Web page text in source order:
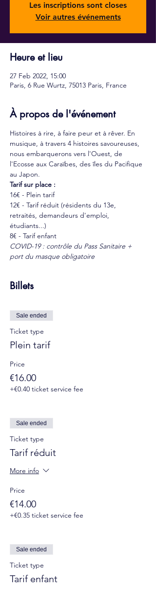
Les inscriptions sont closes
Voir autres événements
Heure et lieu
27 Feb 2022, 15:00
Paris, 6 Rue Wurtz, 75013 Paris, France
À propos de l'événement
Histoires à rire, à faire peur et à rêver. En
musique, à travers 4 histoires savoureuses,
nous embarquerons vers l'Ouest, de
l'Ecosse aux Caraïbes, des îles du Pacifique
au Japon.
Tarif sur place :
16€ - Plein tarif
12€ - Tarif réduit (résidents du 13e,
retraités, demandeurs d'emploi,
étudiants...)
8€ - Tarif enfant
COVID-19 : contrôle du Pass Sanitaire +
port du masque obligatoire
Billets
Sale ended
Ticket type
Plein tarif
Price
€16.00
+€0.40 ticket service fee
Sale ended
Ticket type
Tarif réduit
More info
Price
€14.00
+€0.35 ticket service fee
Sale ended
Ticket type
Tarif enfant